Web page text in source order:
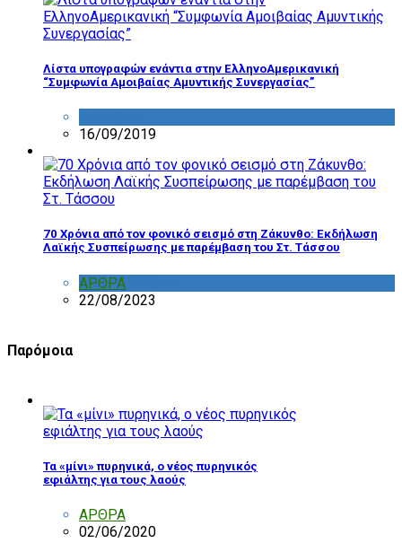
Λίστα υπογραφών ενάντια στην ΕλληνοΑμερικανική
“Συμφωνία Αμοιβαίας Αμυντικής Συνεργασίας”
16/09/2019
70 Χρόνια από τον φονικό σεισμό στη Ζάκυνθο: Εκδήλωση
Λαϊκής Συσπείρωσης με παρέμβαση του Στ. Τάσσου
ΑΡΘΡΑ
22/08/2023
Παρόμοια
Τα «μίνι» πυρηνικά, ο νέος πυρηνικός
εφιάλτης για τους λαούς
ΑΡΘΡΑ
02/06/2020